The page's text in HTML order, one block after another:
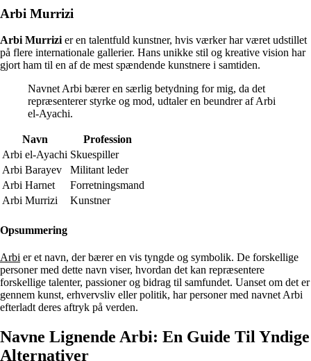
Arbi Murrizi
Arbi Murrizier en talentfuld kunstner, hvis værker har været udstillet
på flere internationale gallerier. Hans unikke stil og kreative vision har
gjort ham til en af de mest spændende kunstnere i samtiden.
Navnet Arbi bærer en særlig betydning for mig, da det
repræsenterer styrke og mod, udtaler en beundrer af Arbi
el-Ayachi.
Navn
Profession
Arbi el-Ayachi Skuespiller
Arbi Barayev
Militant leder
Arbi Harnet
Forretningsmand
Arbi Murrizi
Kunstner
Opsummering
Arbi er et navn, der bærer en vis tyngde og symbolik. De forskellige
personer med dette navn viser, hvordan det kan repræsentere
forskellige talenter, passioner og bidrag til samfundet. Uanset om det er
gennem kunst, erhvervsliv eller politik, har personer med navnet Arbi
efterladt deres aftryk på verden.
Navne Lignende Arbi: En Guide Til Yndige
Alternativer